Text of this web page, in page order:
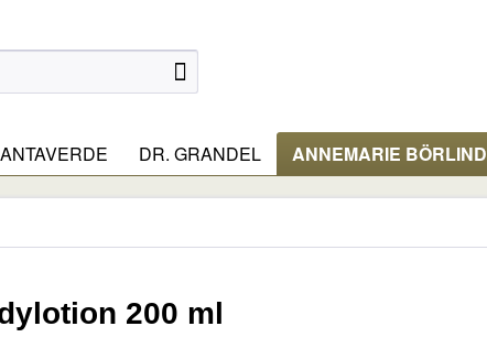
DR. GRANDEL ANNEMARIE BÖRLIND
200 ml